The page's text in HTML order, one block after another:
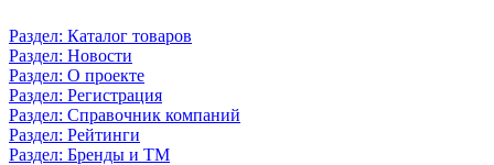
Раздел: Каталог товаров
Раздел: Новости
Раздел: О проекте
Раздел: Регистрация
Раздел: Справочник компаний
Раздел: Рейтинги
Раздел: Бренды и ТМ